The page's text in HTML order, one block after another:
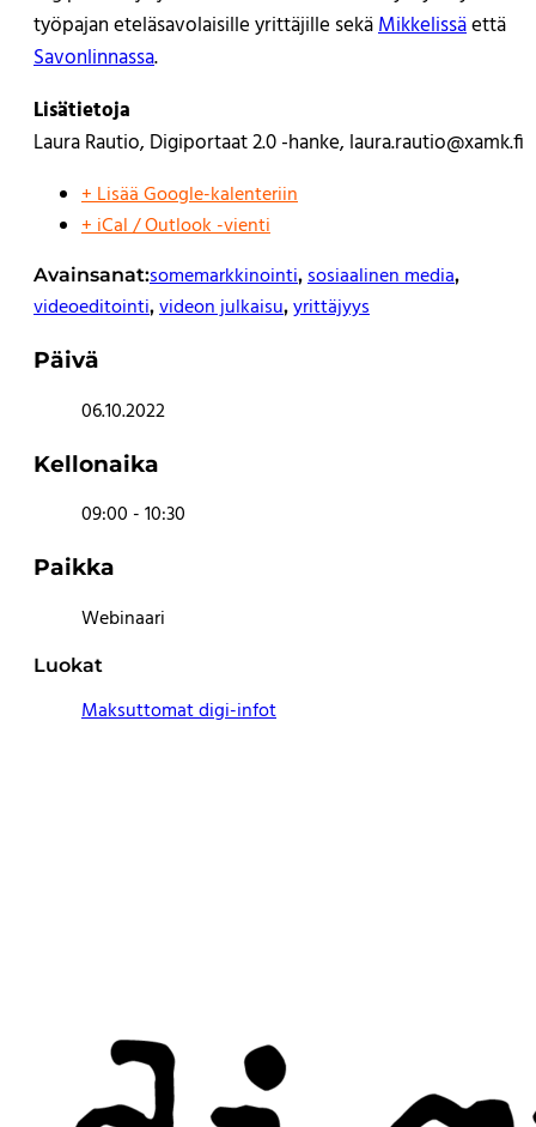
työpajan eteläsavolaisille yrittäjille sekäMikkelissäettä
Savonlinnassa.
Lisätietoja
Laura Rautio, Digiportaat 2.0 -hanke, laura.rautio@xamk.fi
+ Lisää Google-kalenteriin
+ iCal / Outlook -vienti
Avainsanat:somemarkkinointi, sosiaalinen media,
videoeditointi, videon julkaisu, yrittäjyys
Päivä
06.10.2022
Kellonaika
09:00 - 10:30
Paikka
Webinaari
Luokat
Maksuttomat digi-infot